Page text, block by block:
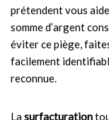
prétendent vous
somme d’argent
éviter ce piège,
facilement
reconnue.
Lasurfacturation